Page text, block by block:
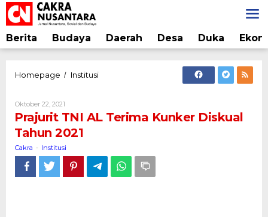
Lewati
ke
konten
Berita Budaya Daerah Desa Duka
Homepage / InstitusiPrajurit
Kunker
2021
Oktober 22, 2021
Cakra
Prajurit TNI AL Terima Kunker Diskual
Tahun 2021
Cakra - Institusi